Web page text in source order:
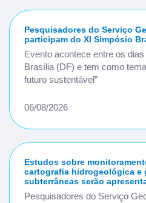
Pesquisadores do Serviço
participam do XI Simpósio
Evento acontece entre os
Brasília (DF) e tem como
futuro sustentável”
06/08/2026
Estudos sobre
cartografia hidrogeológica e
subterrâneas serão
Pesquisadores do Serviço